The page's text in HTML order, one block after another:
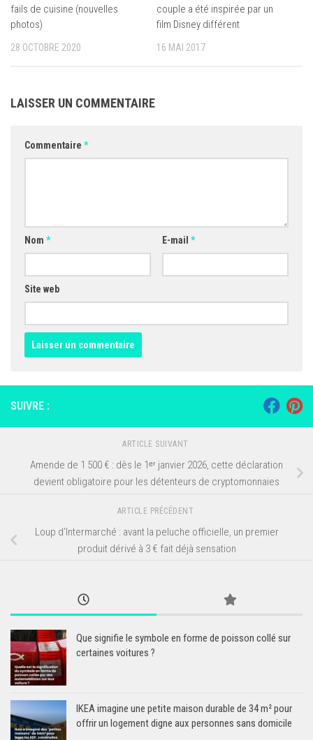
fails de cuisine (nouvelles
photos)
28 OCTOBRE 2020
couple a été inspirée par un
film Disney différent
16 MAI 2017
LAISSER UN COMMENTAIRE
Commentaire *
Nom * E-mail *
Site web
SUIVRE :
ARTICLE SUIVANT
Amende de 1 500 € : dès le 1ᵉʳ janvier 2026, cette déclaration
devient obligatoire pour les détenteurs de cryptomonnaies
ARTICLE PRÉCÉDENT
Loup d’Intermarché : avant la peluche officielle, un premier
produit dérivé à 3 € fait déjà sensation
Que signifie le symbole en forme de poisson collé sur
certaines voitures ?
IKEA imagine une petite maison durable de 34 m² pour
offrir un logement digne aux personnes sans domicile